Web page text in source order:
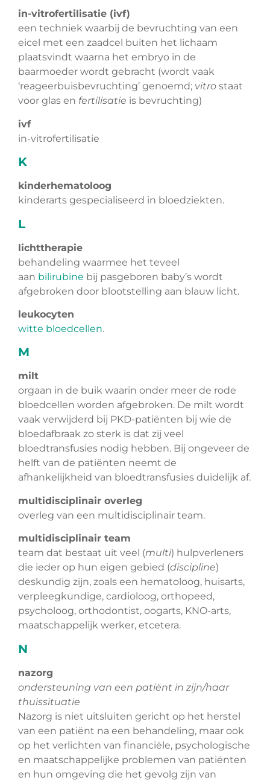
in-vitrofertilisatie (ivf)
een techniek waarbij de bevruchting van een
eicel met een zaadcel buiten het lichaam
plaatsvindt waarna het embryo in de
baarmoeder wordt gebracht (wordt vaak
‘reageerbuisbevruchting’ genoemd; vitro staat
voor glas en fertilisatie is bevruchting)
ivf
in-vitrofertilisatie
K
kinderhematoloog
kinderarts gespecialiseerd in bloedziekten.
L
lichttherapie
behandeling waarmee het teveel
aan bilirubine bij pasgeboren baby’s wordt
afgebroken door blootstelling aan blauw licht.
leukocyten
witte bloedcellen.
M
milt
orgaan in de buik waarin onder meer de rode
bloedcellen worden afgebroken. De milt wordt
vaak verwijderd bij PKD-patiënten bij wie de
bloedafbraak zo sterk is dat zij veel
bloedtransfusies nodig hebben. Bij ongeveer de
helft van de patiënten neemt de
afhankelijkheid van bloedtransfusies duidelijk af.
multidisciplinair overleg
overleg van een multidisciplinair team.
multidisciplinair team
team dat bestaat uit veel (multi) hulpverleners
die ieder op hun eigen gebied (discipline)
deskundig zijn, zoals een hematoloog, huisarts,
verpleegkundige, cardioloog, orthopeed,
psycholoog, orthodontist, oogarts, KNO-arts,
maatschappelijk werker, etcetera.
N
nazorg
ondersteuning van een patiënt in zijn/haar
thuissituatie
Nazorg is niet uitsluiten gericht op het herstel
van een patiënt na een behandeling, maar ook
op het verlichten van financiële, psychologische
en maatschappelijke problemen van patiënten
en hun omgeving die het gevolg zijn van